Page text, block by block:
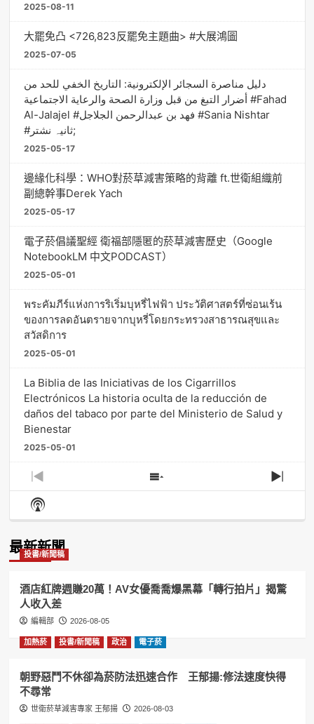
2025-08-11
大罷免凸 <726,823反罷免主題曲> #大展鴻圖
2025-07-05
دليل مناصرة السجائر الإلكترونية: التاريخ الخفي للحد من
أضرار التبغ من قبل وزارة الصحة والرعاية الاجتماعية #Fahad
Al-Jalajel #فهد بن عبدالرحمن الجلاجل #Sania Nishtar
#ثانیہ نشتر;
2025-05-17
邊緣化科學：WHO對菸草減害策略的背離 ft.世衛組織前
副總幹事Derek Yach
2025-05-17
電子菸倡議聖經 衛福部隱匿的菸草減害歷史（Google
NotebookLM 中文PODCAST）
2025-05-01
พระคัมภีร์แห่งการริเริ่มบุหรี่ไฟฟ้า ประวัติศาสตร์ที่ซ่อนเร้น
ของการลดอันตรายจากบุหรี่โดยกระทรวงสาธารณสุขและ
สวัสดิการ
2025-05-01
La Biblia de las Iniciativas de los Cigarrillos
Electrónicos La historia oculta de la reducción de
daños del tabaco por parte del Ministerio de Salud y
Bienestar
2025-05-01
Previous
Episode
Show
Episodes
Next
Show
Podcast
最新新聞
投書/新聞稿
酒店紅牌週賺20萬！AV女優喬喬爆黑幕「轉行拍片」揭驚
人收入差
編輯部 2026-08-05
加熱菸 投書/新聞稿 政治 電子菸
朝野惡鬥不休卻為菸防法迅速合作 王郁揚:修法速度快得
不尋常
世衛菸草減害專家 王郁揚 2026-08-03